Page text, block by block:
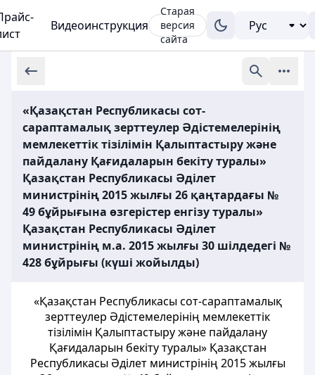
Видеоинструкция
Старая
версия
сайта
«Қазақстан Республикасы сот-
сараптамалық зерттеулер Әдістемелерінің
мемлекеттік тізілімін Қалыптастыру және
пайдалану Қағидаларын бекіту туралы»
Қазақстан Республикасы Әділет
министрінің 2015 жылғы 26 қаңтардағы №
49 бұйрығына өзгерістер енгізу туралы»
Қазақстан Республикасы Әділет
министрінің м.а. 2015 жылғы 30 шілдедегі №
428 бұйрығы (күші жойылды)
«Қазақстан Республикасы сот-сараптамалық
зерттеулер Әдістемелерінің мемлекеттік
тізілімін Қалыптастыру және пайдалану
Қағидаларын бекіту туралы» Қазақстан
Республикасы Әділет министрінің 2015 жылғы